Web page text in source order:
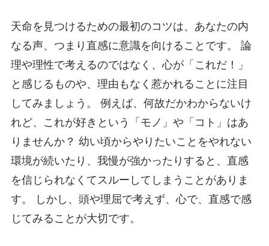
天命を見つけるための最初のコツは、あなたの内
なる声、つまり直感に意識を向けることです。 論
理や理性で考えるのではなく、心が「これだ！」
と感じるものや、理由もなく惹かれることに注目
してみましょう。 例えば、何故だかわからないけ
れど、これが好きという「モノ」や「コト」はあ
りませんか？ 幼い頃からやりたいことをやれない
環境が続いたり、我慢が強かったりすると、直感
を信じられなくてスルーしてしまうことがありま
す。 しかし、頭や理屈で考えず、心で、直感で感
じてみることが大切です。